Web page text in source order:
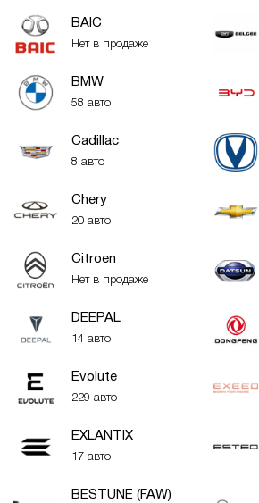
BAIC
Нет в продаже
BMW
58 авто
Cadillac
8 авто
Chery
20 авто
Citroen
Нет в продаже
DEEPAL
14 авто
Evolute
229 авто
EXLANTIX
17 авто
BESTUNE (FAW)